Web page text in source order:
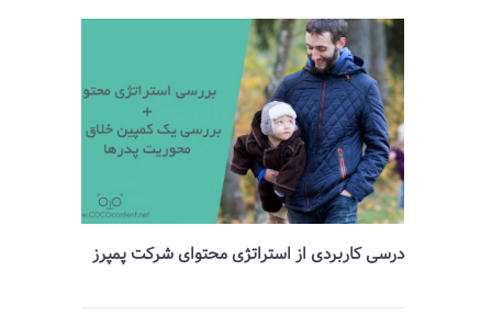
درسی کاربردی از استراتژی محتوای شرکت پمپرز